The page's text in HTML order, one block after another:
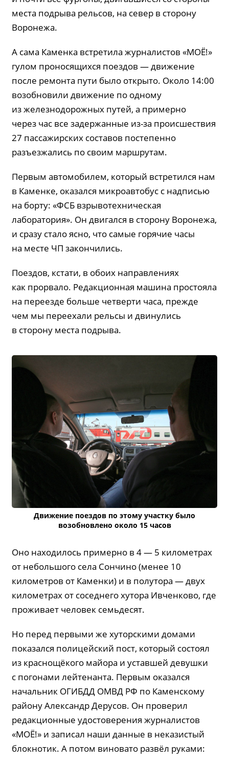
места подрыва рельсов, на север в сторону
Воронежа.
А сама Каменка встретила журналистов «МОЁ!»
гулом проносящихся поездов — движение
после ремонта пути было открыто. Около 14:00
возобновили движение по одному
из железнодорожных путей, а примерно
через час все задержанные из-за происшествия
27 пассажирских составов постепенно
разъезжались по своим маршрутам.
Первым автомобилем, который встретился нам
в Каменке, оказался микроавтобус с надписью
на борту: «ФСБ взрывотехническая
лаборатория». Он двигался в сторону Воронежа,
и сразу стало ясно, что самые горячие часы
на месте ЧП закончились.
Поездов, кстати, в обоих направлениях
как прорвало. Редакционная машина простояла
на переезде больше четверти часа, прежде
чем мы переехали рельсы и двинулись
в сторону места подрыва.
Движение поездов по этому участку было
возобновлено около 15 часов
Оно находилось примерно в 4 — 5 километрах
от небольшого села Сончино (менее 10
километров от Каменки) и в полутора — двух
километрах от соседнего хутора Ивченково, где
проживает человек семьдесят.
Но перед первыми же хуторскими домами
показался полицейский пост, который состоял
из краснощёкого майора и уставшей девушки
с погонами лейтенанта. Первым оказался
начальник ОГИБДД ОМВД РФ по Каменскому
району Александр Дерусов. Он проверил
редакционные удостоверения журналистов
«МОЁ!» и записал наши данные в неказистый
блокнотик. А потом виновато развёл руками: